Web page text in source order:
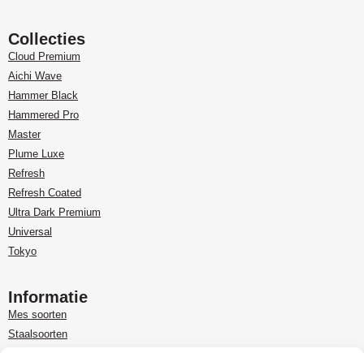
Collecties
Cloud Premium
Aichi Wave
Hammer Black
Hammered Pro
Master
Plume Luxe
Refresh
Refresh Coated
Ultra Dark Premium
Universal
Tokyo
Informatie
Mes soorten
Staalsoorten